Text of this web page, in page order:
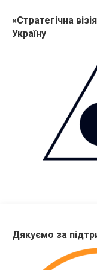
«Стратегічна
Україну
Дякуємо за